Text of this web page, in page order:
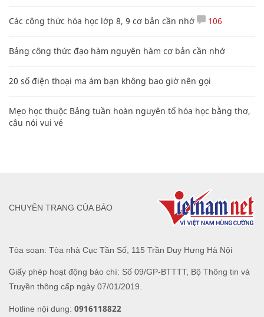
Các công thức hóa học lớp 8, 9 cơ bản cần nhớ 106
Bảng công thức đạo hàm nguyên hàm cơ bản cần nhớ
20 số điện thoại ma ám bạn không bao giờ nên gọi
Mẹo học thuộc Bảng tuần hoàn nguyên tố hóa học bằng thơ,
câu nói vui vẻ
Tòa soạn: Tòa nhà Cục Tần Số, 115 Trần Duy Hưng Hà Nội
Giấy phép hoạt động báo chí: Số 09/GP-BTTTT, Bộ Thông tin và
Truyền thông cấp ngày 07/01/2019.
Hotline nội dung: 0916118822
CHUYÊN TRANG CỦA BÁO